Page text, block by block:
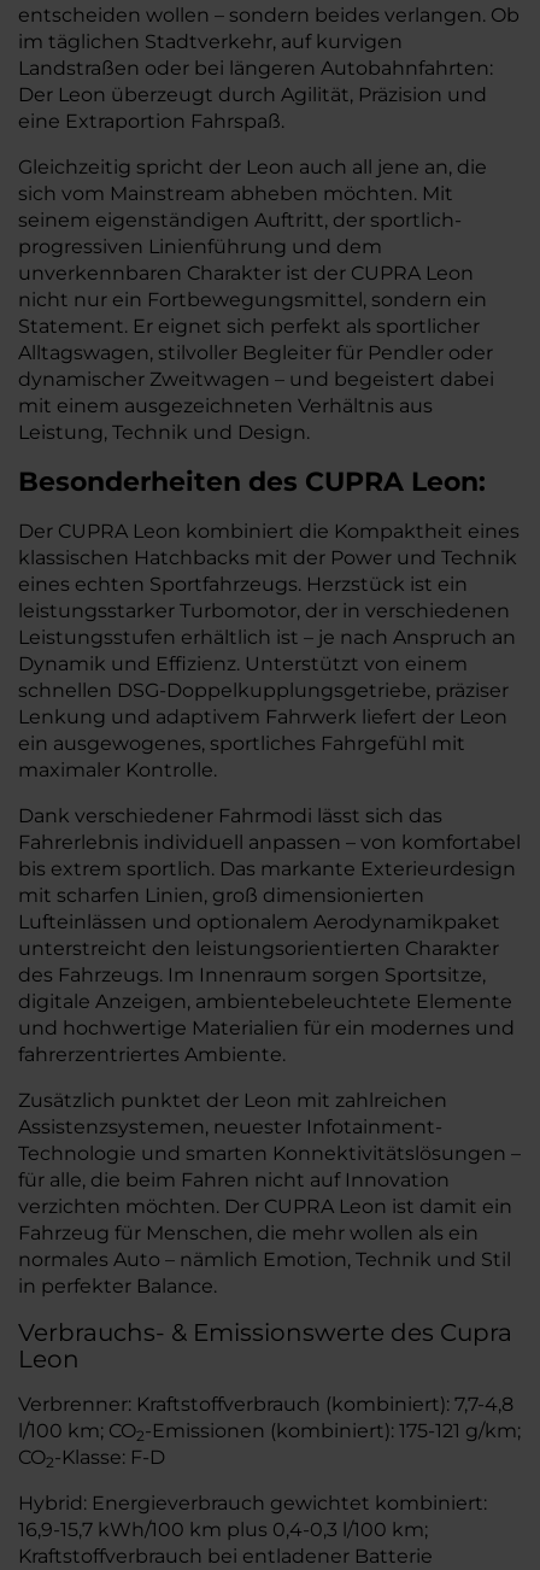
entscheiden wollen – sondern beides verlangen. Ob
im täglichen Stadtverkehr, auf kurvigen
Landstraßen oder bei längeren Autobahnfahrten:
Der Leon überzeugt durch Agilität, Präzision und
eine Extraportion Fahrspaß.
Gleichzeitig spricht der Leon auch all jene an, die
sich vom Mainstream abheben möchten. Mit
seinem eigenständigen Auftritt, der sportlich-
progressiven Linienführung und dem
unverkennbaren Charakter ist der CUPRA Leon
nicht nur ein Fortbewegungsmittel, sondern ein
Statement. Er eignet sich perfekt als sportlicher
Alltagswagen, stilvoller Begleiter für Pendler oder
dynamischer Zweitwagen – und begeistert dabei
mit einem ausgezeichneten Verhältnis aus
Leistung, Technik und Design.
Besonderheiten des CUPRA Leon:
Der CUPRA Leon kombiniert die Kompaktheit eines
klassischen Hatchbacks mit der Power und Technik
eines echten Sportfahrzeugs. Herzstück ist ein
leistungsstarker Turbomotor, der in verschiedenen
Leistungsstufen erhältlich ist – je nach Anspruch an
Dynamik und Effizienz. Unterstützt von einem
schnellen DSG-Doppelkupplungsgetriebe, präziser
Lenkung und adaptivem Fahrwerk liefert der Leon
ein ausgewogenes, sportliches Fahrgefühl mit
maximaler Kontrolle.
Dank verschiedener Fahrmodi lässt sich das
Fahrerlebnis individuell anpassen – von komfortabel
bis extrem sportlich. Das markante Exterieurdesign
mit scharfen Linien, groß dimensionierten
Lufteinlässen und optionalem Aerodynamikpaket
unterstreicht den leistungsorientierten Charakter
des Fahrzeugs. Im Innenraum sorgen Sportsitze,
digitale Anzeigen, ambientebeleuchtete Elemente
und hochwertige Materialien für ein modernes und
fahrerzentriertes Ambiente.
Zusätzlich punktet der Leon mit zahlreichen
Assistenzsystemen, neuester Infotainment-
Technologie und smarten Konnektivitätslösungen –
für alle, die beim Fahren nicht auf Innovation
verzichten möchten. Der CUPRA Leon ist damit ein
Fahrzeug für Menschen, die mehr wollen als ein
normales Auto – nämlich Emotion, Technik und Stil
in perfekter Balance.
Verbrauchs- & Emissionswerte des Cupra
Leon
Verbrenner: Kraftstoffverbrauch (kombiniert): 7,7-4,8
l/100 km; CO2-Emissionen (kombiniert): 175-121 g/km;
CO2-Klasse: F-D
Hybrid: Energieverbrauch gewichtet kombiniert:
16,9-15,7 kWh/100 km plus 0,4-0,3 l/100 km;
Kraftstoffverbrauch bei entladener Batterie